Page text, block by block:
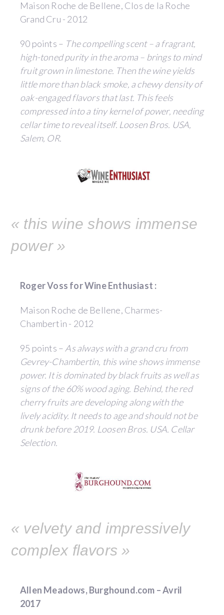
Maison Roche de Bellene, Clos de la Roche
Grand Cru - 2012
90 points – The compelling scent – a fragrant,
high-toned purity in the aroma – brings to mind
fruit grown in limestone. Then the wine yields
little more than black smoke, a chewy density of
oak-engaged flavors that last. This feels
compressed into a tiny kernel of power, needing
cellar time to reveal itself. Loosen Bros. USA,
Salem, OR.
« this wine shows immense
power »
Roger Voss for Wine Enthusiast :
Maison Roche de Bellene, Charmes-
Chambertin - 2012
95 points – As always with a grand cru from
Gevrey-Chambertin, this wine shows immense
power. It is dominated by black fruits as well as
signs of the 60% wood aging. Behind, the red
cherry fruits are developing along with the
lively acidity. It needs to age and should not be
drunk before 2019. Loosen Bros. USA. Cellar
Selection.
« velvety and impressively
complex flavors »
Allen Meadows, Burghound.com – Avril
2017